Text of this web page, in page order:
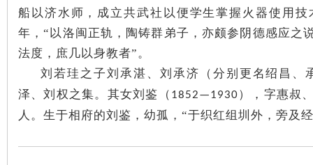
船以济水师，成立共武社以便学生掌握火器使用
年，“以洛闽正轨，陶铸群弟子，亦颇参阴德感应之
法度，庶几以身教者”。
刘若珪之子刘承湛、刘承济（分别更名绍昌、
泽、刘权之集。其女刘鉴（ 1852—1930），字惠叔
人。生于相府的刘鉴，幼孤， “于织红组圳外，旁及